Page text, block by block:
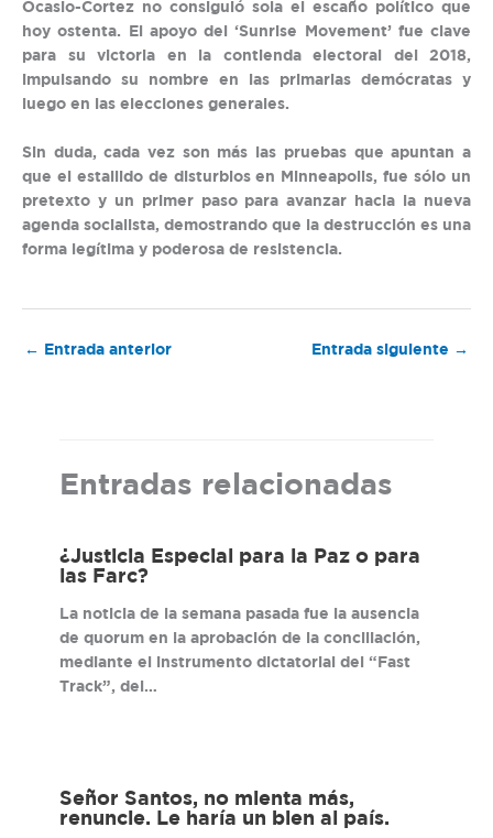
Ocasio-Cortez no consiguió sola el escaño político que
hoy ostenta. El apoyo del ‘Sunrise Movement’ fue clave
para su victoria en la contienda electoral del 2018,
impulsando su nombre en las primarias demócratas y
luego en las elecciones generales.
Sin duda, cada vez son más las pruebas que apuntan a
que el estallido de disturbios en Minneapolis, fue sólo un
pretexto y un primer paso para avanzar hacia la nueva
agenda socialista, demostrando que la destrucción es una
forma legítima y poderosa de resistencia.
← Entrada anterior Entrada siguiente →
Entradas relacionadas
¿Justicia Especial para la Paz o para
las Farc?
La noticia de la semana pasada fue la ausencia
de quorum en la aprobación de la conciliación,
mediante el instrumento dictatorial del “Fast
Track”, del…
Señor Santos, no mienta más,
renuncie. Le haría un bien al país.